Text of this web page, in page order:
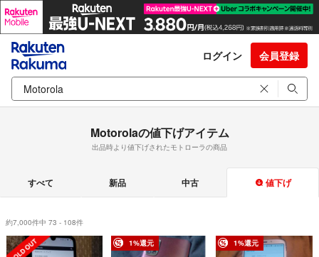
ログイン 会員登録
Motorolaの値下げアイテム
出品時より値下げされたモトローラの商品
すべて 新品 中古 値下げ
約7,000件中 73 - 108件
1%還元 1%還元